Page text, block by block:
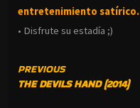
entretenimiento satírico.
• Disfrute su estadía ;)
CONTINUE
READING
PREVIOUS
THE DEVILS HAND (2014)